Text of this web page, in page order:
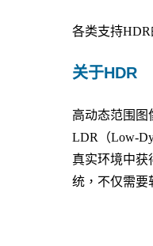
各类支持HDR
关于HDR
高动态范围图
LDR
（Low-
真实环境中获
统，不仅需要